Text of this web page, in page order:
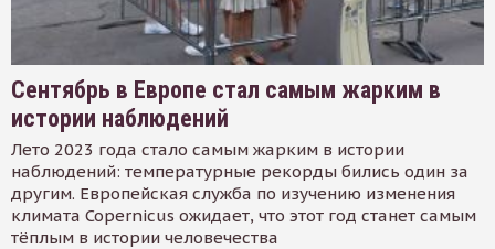
Сентябрь в Европе стал самым жарким в
истории наблюдений
Лето 2023 года стало самым жарким в истории
наблюдений: температурные рекорды бились один за
другим. Европейская служба по изучению изменения
климата Copernicus ожидает, что этот год станет самым
тёплым в истории человечества